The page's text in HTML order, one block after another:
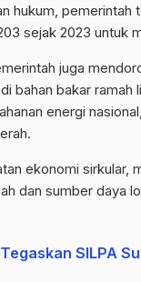
hukum, pemerintah
sejak 2023 untuk
juga
bahan bakar
energi
ekonomi sirkular,
dan sumber daya
SILPA